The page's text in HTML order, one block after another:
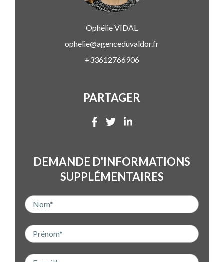
OphélieVIDAL
ophelie@agenceduvaldor.fr
+33612766906
PARTAGER
DEMANDE D'INFORMATIONS
SUPPLÉMENTAIRES